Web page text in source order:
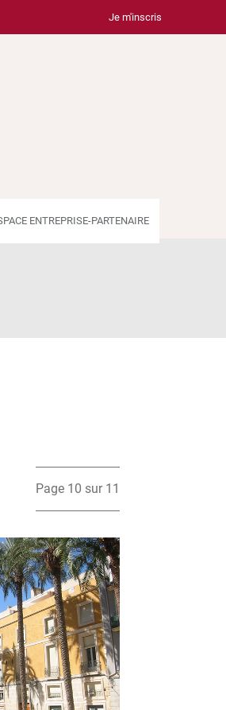
Je m'inscris
ENTREPRISE-PARTENAIRE
Page 10 sur 11